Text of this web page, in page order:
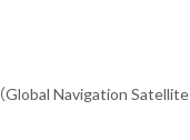
Navigation